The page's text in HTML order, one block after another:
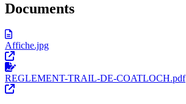
Documents
Affiche.jpg
REGLEMENT-TRAIL-DE-COATLOCH.pdf